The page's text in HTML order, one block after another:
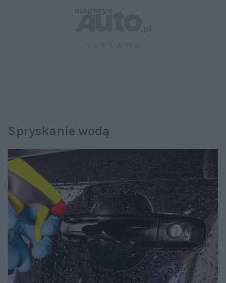
Spryskanie wodą